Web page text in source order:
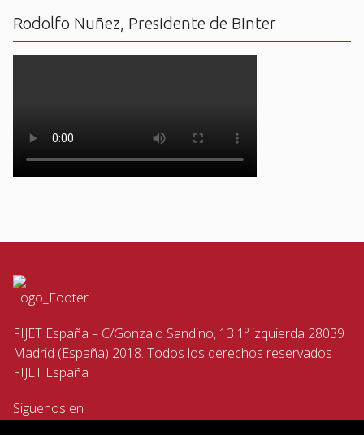
Rodolfo Nuñez, Presidente de BInter
FIJET España – C/Gonzalo Sandino, 13 1º izquierda 28039
Madrid (España) 2018. Todos los derechos reservados
FIJET España
Siguenos en